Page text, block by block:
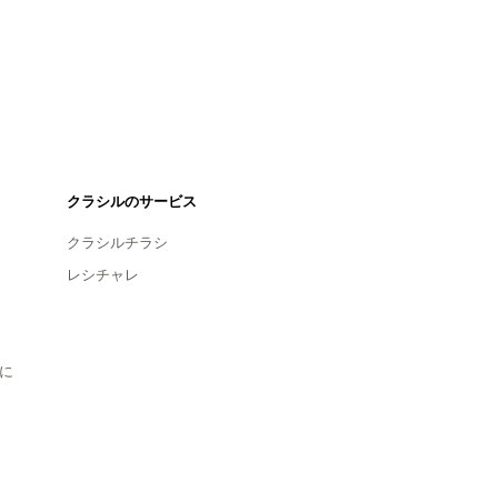
クラシルのサービス
クラシルチラシ
レシチャレ